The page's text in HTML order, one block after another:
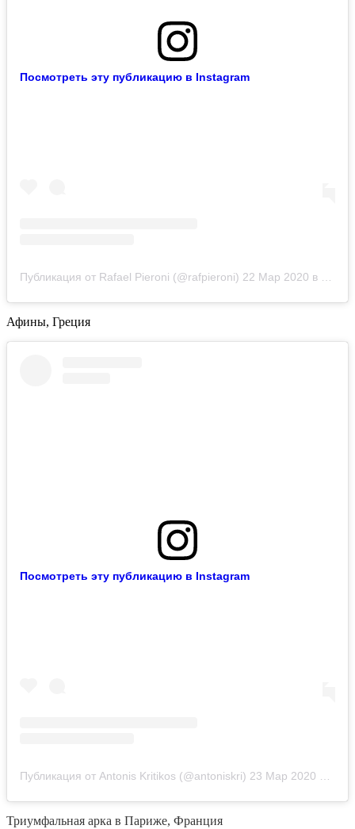
Посмотреть эту публикацию в Instagram
Публикация от Rafael Pieroni (@rafpieroni) 22 Мар 2020 в 2:52 PDT
Афины, Греция
Посмотреть эту публикацию в Instagram
Публикация от Antonis Kritikos (@antoniskri) 23 Мар 2020 в 3:02 PDT
Триумфальная арка в Париже, Франция